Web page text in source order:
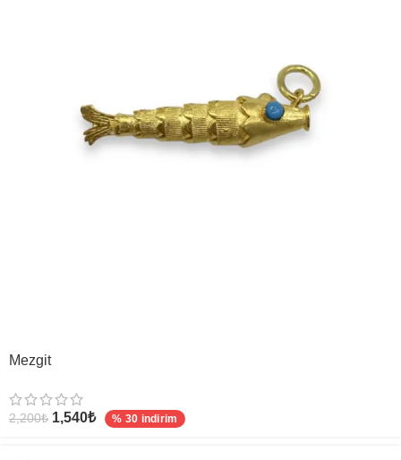
Mezgit
2,200₺ 1,540₺ % 30 indirim